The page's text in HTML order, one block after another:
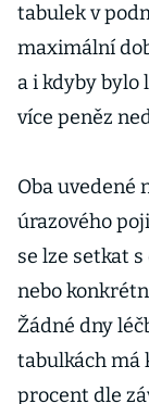
tabulek v
maximální
a i kdyby
více peněz
Oba uvedené
úrazového
se lze setkat
nebo
Žádné dny
tabulkách má
procent dle